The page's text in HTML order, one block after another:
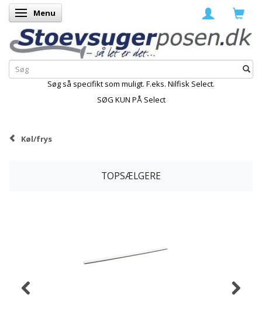
Skifte navigation
Menu
Søg så specifikt som muligt. F.eks. Nilfisk Select.
SØG KUN PÅ Select
Køl/frys
TOPSÆLGERE